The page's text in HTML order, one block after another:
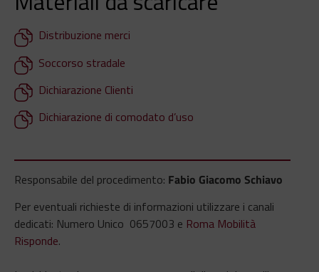
Distribuzione merci
Soccorso stradale
Dichiarazione Clienti
Dichiarazione di comodato d’uso
Responsabile del procedimento: Fabio Giacomo Schiavo
Per eventuali richieste di informazioni utilizzare i canali
dedicati: Numero Unico 0657003 e Roma Mobilità
Risponde.